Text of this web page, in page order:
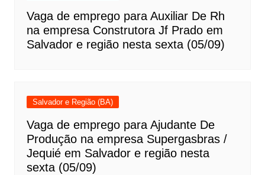
Vaga de emprego para Auxiliar De Rh
na empresa Construtora Jf Prado em
Salvador e região nesta sexta (05/09)
Salvador e Região (BA)
Vaga de emprego para Ajudante De
Produção na empresa Supergasbras /
Jequié em Salvador e região nesta
sexta (05/09)